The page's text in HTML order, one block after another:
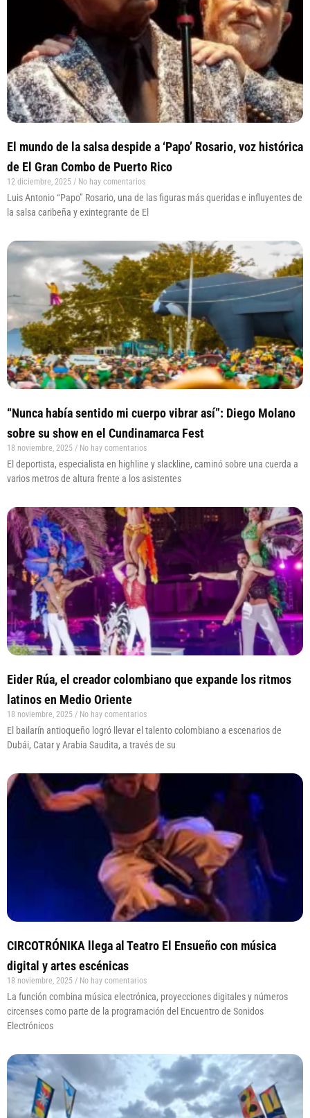
El mundo de la salsa despide a ‘Papo’ Rosario, voz histórica
de El Gran Combo de Puerto Rico
12 diciembre, 2025 No hay comentarios
Luis Antonio “Papo” Rosario, una de las figuras más queridas e influyentes de
la salsa caribeña y exintegrante de El
“Nunca había sentido mi cuerpo vibrar así”: Diego Molano
sobre su show en el Cundinamarca Fest
18 noviembre, 2025 No hay comentarios
El deportista, especialista en highline y slackline, caminó sobre una cuerda a
varios metros de altura frente a los asistentes
Eider Rúa, el creador colombiano que expande los ritmos
latinos en Medio Oriente
18 noviembre, 2025 No hay comentarios
El bailarín antioqueño logró llevar el talento colombiano a escenarios de
Dubái, Catar y Arabia Saudita, a través de su
CIRCOTRÓNIKA llega al Teatro El Ensueño con música
digital y artes escénicas
18 noviembre, 2025 No hay comentarios
La función combina música electrónica, proyecciones digitales y números
circenses como parte de la programación del Encuentro de Sonidos
Electrónicos